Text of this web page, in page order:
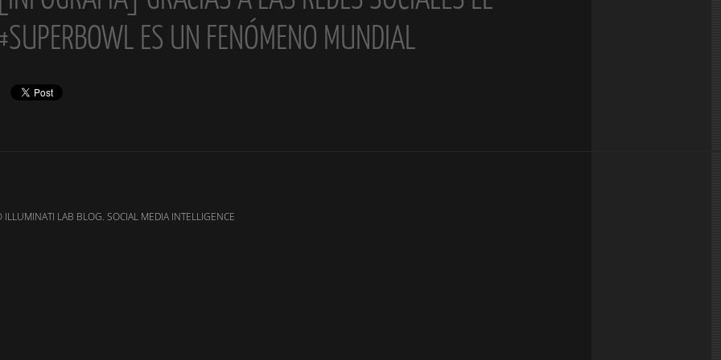
ES UN FENÓMENO MUNDIAL
ILLUMINATI LAB BLOG. SOCIAL MEDIA INTELLIGENCE